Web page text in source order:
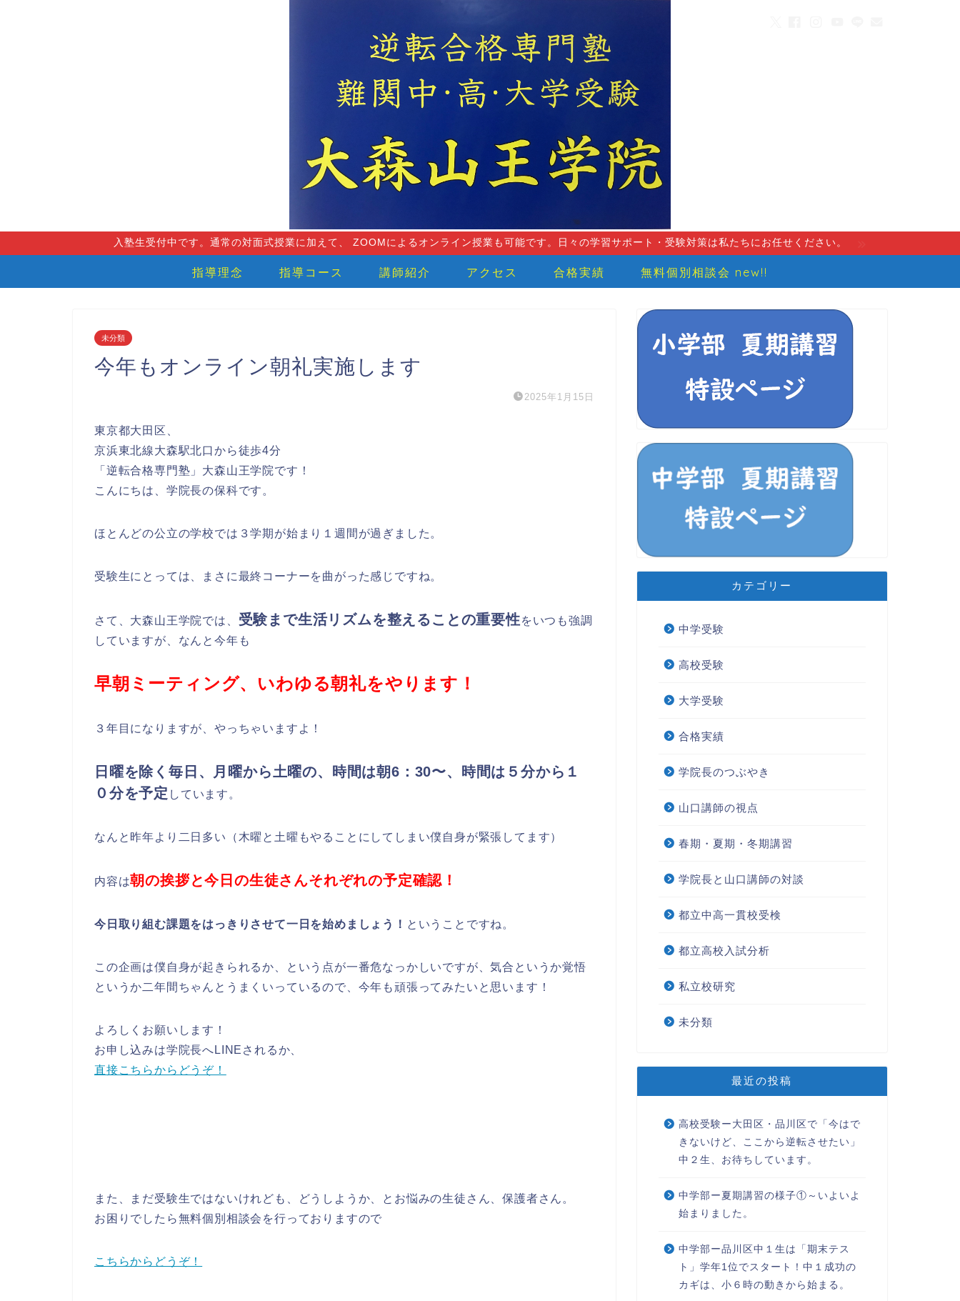
入塾生受付中です。通常の対面式授業に加えて、 ZOOMによるオンライン授業も可能です。日々の学習サポート・受験対策は私たちにお任せください。
指導理念 指導コース 講師紹介 アクセス 合格実績 無料個別相談会 new!!
未分類
今年もオンライン朝礼実施します
2025年1月15日
東京都大田区、
京浜東北線大森駅北口から徒歩4分
「逆転合格専門塾」大森山王学院です！
こんにちは、学院長の保科です。
ほとんどの公立の学校では３学期が始まり１週間が過ぎました。
受験生にとっては、まさに最終コーナーを曲がった感じですね。
さて、大森山王学院では、 受験まで生活リズムを整えることの重要性をいつも強調
していますが、なんと今年も
早朝ミーティング、いわゆる朝礼をやります！
３年目になりますが、やっちゃいますよ！
日曜を除く毎日、月曜から土曜の、時間は朝6：30〜、時間は５分から１
０分を予定 しています。
なんと昨年より二日多い（木曜と土曜もやることにしてしまい僕自身が緊張してます）
内容は朝の挨拶と今日の生徒さんそれぞれの予定確認！
今日取り組む課題をはっきりさせて一日を始めましょう！ ということですね。
この企画は僕自身が起きられるか、という点が一番危なっかしいですが、気合というか覚悟
というか二年間ちゃんとうまくいっているので、今年も頑張ってみたいと思います！
よろしくお願いします！
お申し込みは学院長へLINEされるか、
直接こちらからどうぞ！
また、まだ受験生ではないけれども、どうしようか、とお悩みの生徒さん、保護者さん。
お困りでしたら無料個別相談会を行っておりますので
こちらからどうぞ！
カテゴリー
中学受験
高校受験
大学受験
合格実績
学院長のつぶやき
山口講師の視点
春期・夏期・冬期講習
学院長と山口講師の対談
都立中高一貫校受検
都立高校入試分析
私立校研究
未分類
最近の投稿
高校受験ー大田区・品川区で「今はで
きないけど、ここから逆転させたい」
中２生、お待ちしています。
中学部ー夏期講習の様子①～いよいよ
始まりました。
中学部ー品川区中１生は「期末テス
ト」学年1位でスタート！中１成功の
カギは、小６時の動きから始まる。